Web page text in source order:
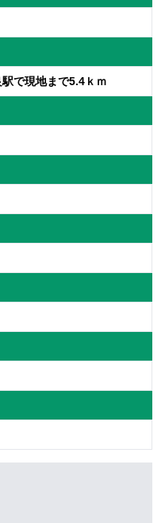
で現地まで5.4ｋｍ